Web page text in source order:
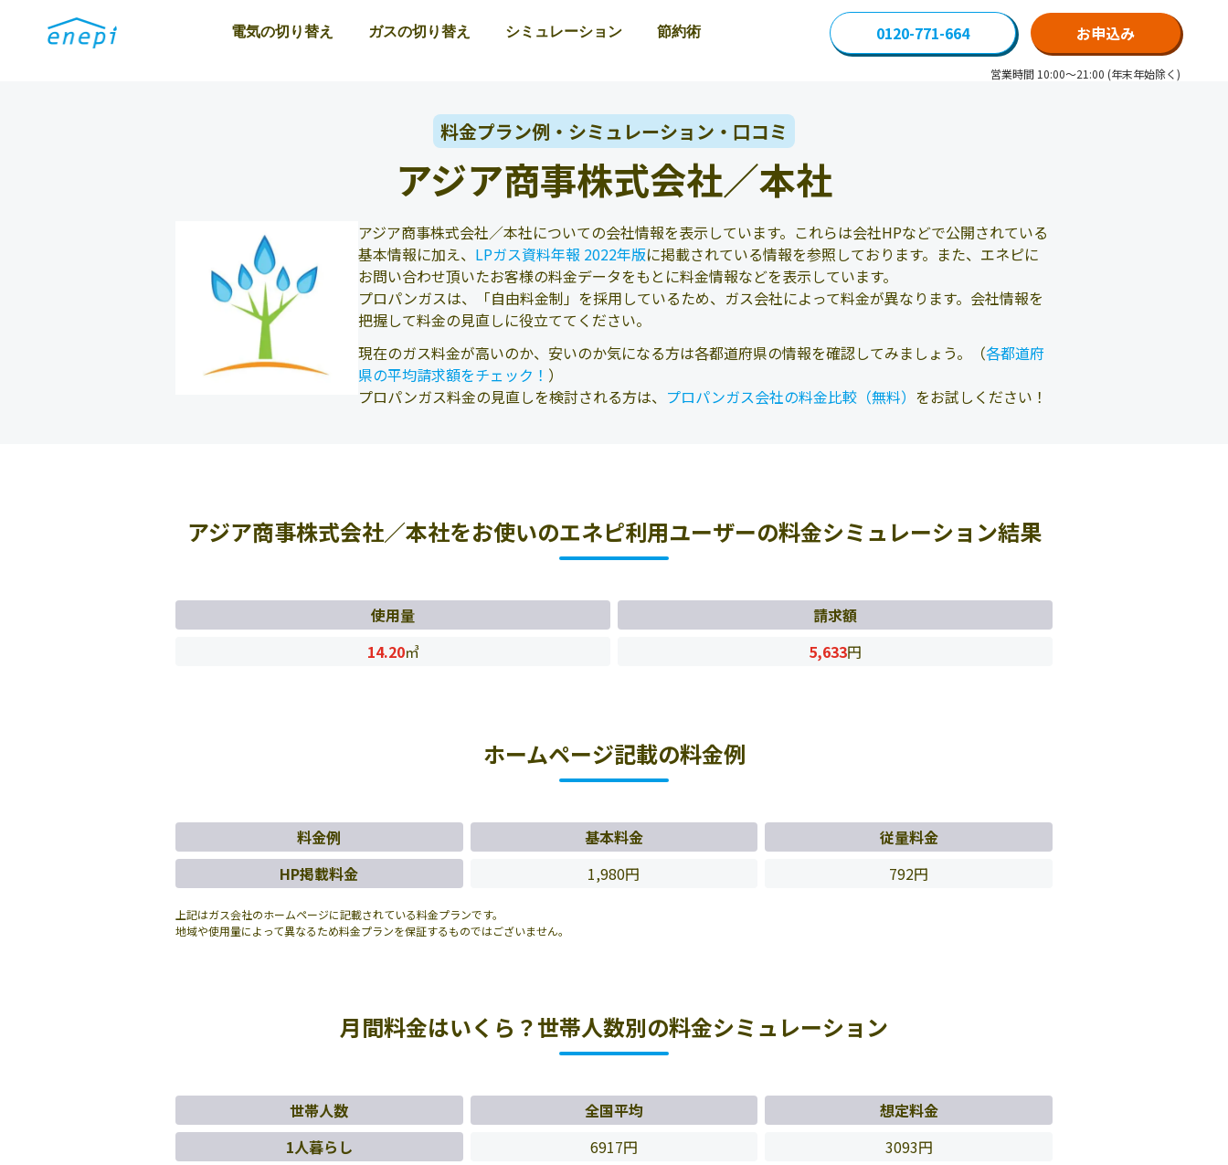
電気の切り替え ガスの切り替え シミュレーション 節約術 0120-771-664 お申込み
営業時間 10:00～21:00 (年末年始除く)
料金プラン例・シミュレーション・口コミ
アジア商事株式会社／本社
アジア商事株式会社／本社についての会社情報を表示しています。これらは会社HPなどで公開されている
基本情報に加え、 LPガス資料年報 2022年版に掲載されている情報を参照しております。また、エネピに
お問い合わせ頂いたお客様の料金データをもとに料金情報などを表示しています。
プロパンガスは、「自由料金制」を採用しているため、ガス会社によって料金が異なります。会社情報を
把握して料金の見直しに役立ててください。
現在のガス料金が高いのか、安いのか気になる方は各都道府県の情報を確認してみましょう。（各都道府
県の平均請求額をチェック！ ）
プロパンガス料金の見直しを検討される方は、 プロパンガス会社の料金比較（無料） をお試しください！
アジア商事株式会社／本社をお使いのエネピ利用ユーザーの料金シミュレーション結果
使用量
請求額
14.20㎥ 5,633円
ホームページ記載の料金例
料金例 基本料金
従量料金
HP掲載料金
1,980円 792円
上記はガス会社のホームページに記載されている料金プランです。
地域や使用量によって異なるため料金プランを保証するものではございません。
月間料金はいくら？世帯人数別の料金シミュレーション
世帯人数 全国平均
想定料金
1人暮らし
6917円
3093円